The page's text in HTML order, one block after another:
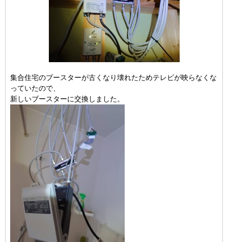
集合住宅のブースターが古くなり壊れたためテレビが映らなくな
っていたので、
新しいブースターに交換しました。